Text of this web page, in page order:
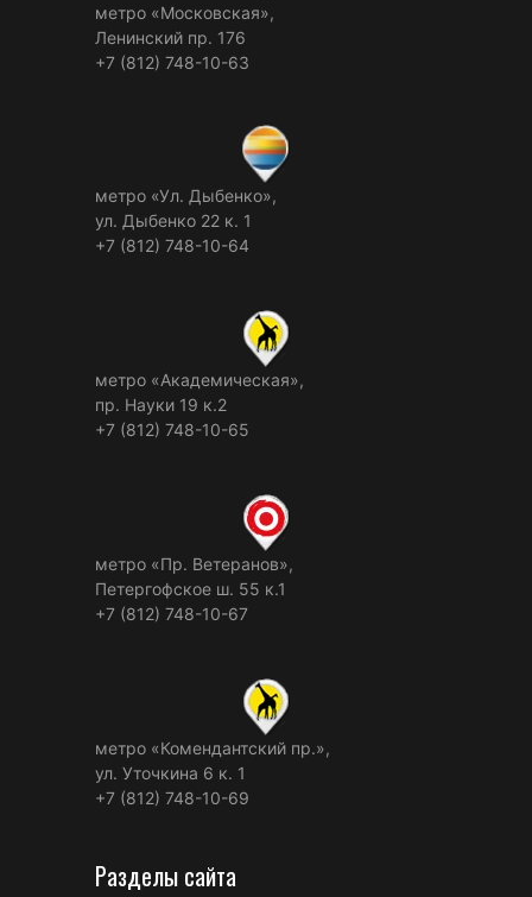
метро «Московская»,
Ленинский пр. 176
+7 (812) 748-10-63
метро «Ул. Дыбенко»,
ул. Дыбенко 22 к. 1
+7 (812) 748-10-64
метро «Академическая»,
пр. Науки 19 к.2
+7 (812) 748-10-65
метро «Пр. Ветеранов»,
Петергофское ш. 55 к.1
+7 (812) 748-10-67
метро «Комендантский пр.»,
ул. Уточкина 6 к. 1
+7 (812) 748-10-69
Разделы сайта